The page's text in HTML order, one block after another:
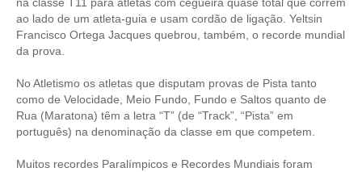
na classe T11 para atletas com cegueira quase total que correm
ao lado de um atleta-guia e usam cordão de ligação. Yeltsin
Francisco Ortega Jacques quebrou, também, o recorde mundial
da prova.
No Atletismo os atletas que disputam provas de Pista tanto
como de Velocidade, Meio Fundo, Fundo e Saltos quanto de
Rua (Maratona) têm a letra “T” (de “Track”, “Pista” em
português) na denominação da classe em que competem.
Muitos recordes Paralímpicos e Recordes Mundiais foram